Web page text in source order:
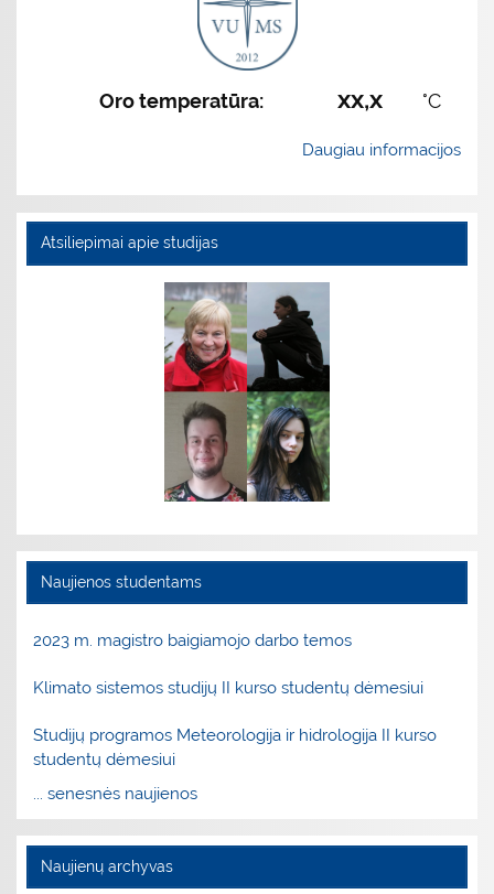
Oro temperatūra: xx,x °C
Daugiau informacijos
Atsiliepimai apie studijas
Naujienos studentams
2023 m. magistro baigiamojo darbo temos
Klimato sistemos studijų II kurso studentų dėmesiui
Studijų programos Meteorologija ir hidrologija II kurso
studentų dėmesiui
... senesnės naujienos
Naujienų archyvas